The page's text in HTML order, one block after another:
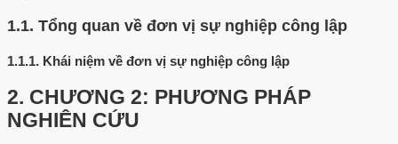
1.1. Tổng quan về đơn vị sự nghiệp công lập
1.1.1. Khái niệm về đơn vị sự nghiệp công lập
2. CHƯƠNG 2: PHƯƠNG PHÁP
NGHIÊN CỨU